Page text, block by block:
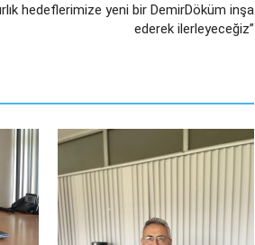
hedeflerimize yeni bir DemirDöküm inşa
ederek ilerleyeceğiz”